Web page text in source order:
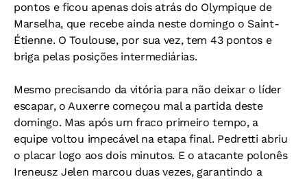
pontos e ficou apenas dois atrás do Olympique de
Marselha, que recebe ainda neste domingo o Saint-
Étienne. O Toulouse, por sua vez, tem 43 pontos e
briga pelas posições intermediárias.
Mesmo precisando da vitória para não deixar o líder
escapar, o Auxerre começou mal a partida deste
domingo. Mas após um fraco primeiro tempo, a
equipe voltou impecável na etapa final. Pedretti abriu
o placar logo aos dois minutos. E o atacante polonês
Ireneusz Jelen marcou duas vezes, garantindo a